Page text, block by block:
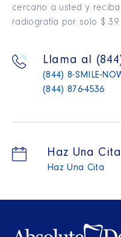
cercano a usted y
radiografía por solo $ 39.
Llama al
(844) 8-SMILE-
(844) 876-4536
Haz Una
Haz Una Cita